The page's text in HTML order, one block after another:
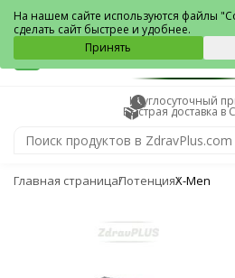
Симферополь
Круглосуточный
Быстрая доставка
Главная страницаПотенцияX-Men
На нашем сайте используются файлы
сделать сайт быстрее и удобнее.
Принять